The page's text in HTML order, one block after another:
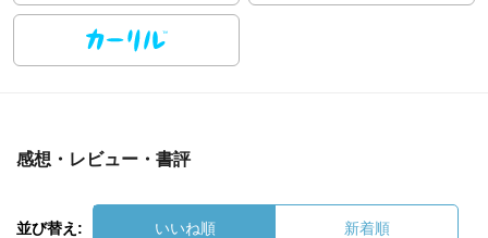
感想・レビュー・書評
並び替え: いいね順 新着順